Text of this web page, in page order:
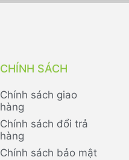
CHÍNH SÁCH
Chính sách giao
hàng
Chính sách đổi trả
hàng
Chính sách bảo mật